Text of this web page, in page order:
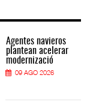
Agentes navieros
plantean acelerar
modernizació
09 AGO 2026